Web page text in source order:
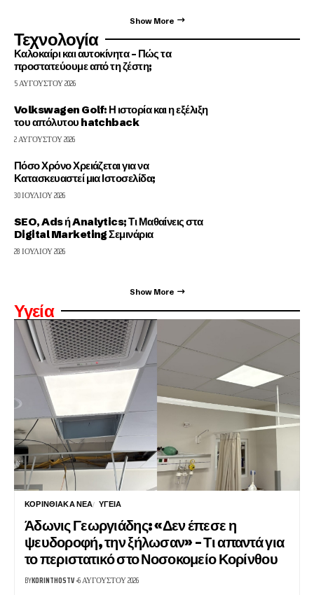
Show More
Τεχνολογία
Καλοκαίρι και αυτοκίνητα – Πώς τα
προστατεύουμε από τη ζέστη;
5 ΑΥΓΟΎΣΤΟΥ 2026
Volkswagen Golf: Η ιστορία και η εξέλιξη
του απόλυτου hatchback
2 ΑΥΓΟΎΣΤΟΥ 2026
Πόσο Χρόνο Χρειάζεται για να
Κατασκευαστεί μια Ιστοσελίδα;
30 ΙΟΥΛΊΟΥ 2026
SEO, Ads ή Analytics; Τι Μαθαίνεις στα
Digital Marketing Σεμινάρια
28 ΙΟΥΛΊΟΥ 2026
Show More
Υγεία
ΚΟΡΙΝΘΙΑΚΆ ΝΈΑ ΥΓΕΊΑ
Άδωνις Γεωργιάδης: «Δεν έπεσε η
ψευδοροφή, την ξήλωσαν» – Τι απαντά για
το περιστατικό στο Νοσοκομείο Κορίνθου
BYKORINTHOSTV 6 ΑΥΓΟΎΣΤΟΥ 2026